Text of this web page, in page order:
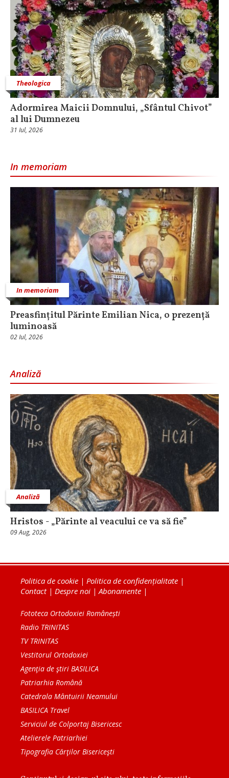
Theologica
Adormirea Maicii Domnului, „Sfântul Chivot”
al lui Dumnezeu
31 Iul, 2026
In memoriam
In memoriam
Preasfințitul Părinte Emilian Nica, o prezență
luminoasă
02 Iul, 2026
Analiză
Analiză
Hristos - „Părinte al veacului ce va să fie”
09 Aug, 2026
Politica de cookie | Politica de confidențialitate |
Contact| Despre noi |Abonamente |
Fototeca Ortodoxiei Românești
Radio TRINITAS
TV TRINITAS
Vestitorul Ortodoxiei
Agenţia de ştiri BASILICA
Patriarhia Română
Catedrala Mântuirii Neamului
BASILICA Travel
Serviciul de Colportaj Bisericesc
Atelierele Patriarhiei
Tipografia Cărţilor Bisericeşti